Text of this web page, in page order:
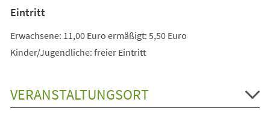
Eintritt
Erwachsene: 11,00 Euro ermäßigt: 5,50 Euro
Kinder/Jugendliche: freier Eintritt
VERANSTALTUNGSORT